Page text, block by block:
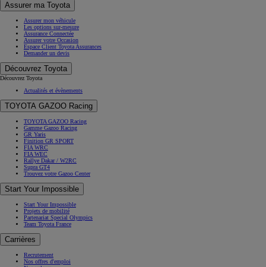
Assurer ma Toyota
Assurer mon véhicule
Les options sur-mesure
Assurance Connectée
Assurer votre Occasion
Espace Client Toyota Assurances
Demander un devis
Découvrez Toyota
Découvrez Toyota
Actualités et évènements
TOYOTA GAZOO Racing
TOYOTA GAZOO Racing
Gamme Gazoo Racing
GR Yaris
Finition GR SPORT
FIA WRC
FIA WEC
Rallye Dakar / W2RC
Supra GT4
Trouvez votre Gazoo Center
Start Your Impossible
Start Your Impossible
Projets de mobilité
Partenariat Special Olympics
Team Toyota France
Carrières
Recrutement
Nos offres d'emploi